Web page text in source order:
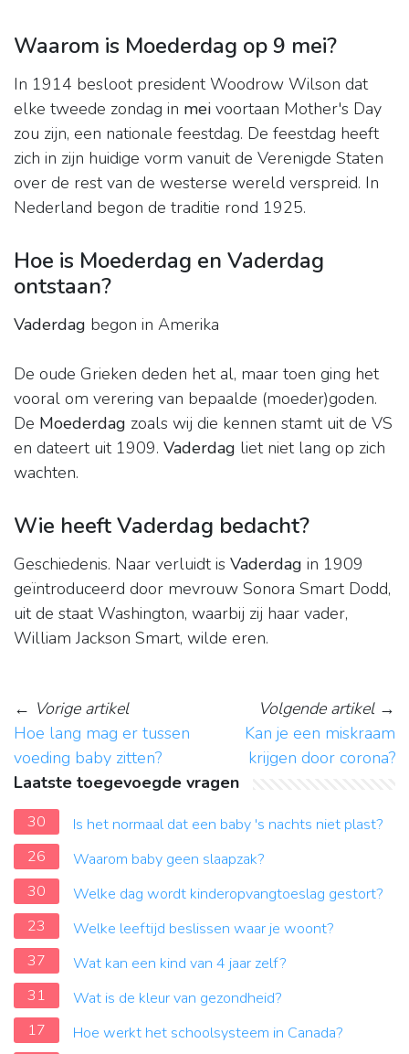
Waarom is Moederdag op 9 mei?
In 1914 besloot president Woodrow Wilson dat
elke tweede zondag in mei voortaan Mother's Day
zou zijn, een nationale feestdag. De feestdag heeft
zich in zijn huidige vorm vanuit de Verenigde Staten
over de rest van de westerse wereld verspreid. In
Nederland begon de traditie rond 1925.
Hoe is Moederdag en Vaderdag
ontstaan?
Vaderdag begon in Amerika
De oude Grieken deden het al, maar toen ging het
vooral om verering van bepaalde (moeder)goden.
De Moederdag zoals wij die kennen stamt uit de VS
en dateert uit 1909. Vaderdag liet niet lang op zich
wachten.
Wie heeft Vaderdag bedacht?
Geschiedenis. Naar verluidt is Vaderdag in 1909
geïntroduceerd door mevrouw Sonora Smart Dodd,
uit de staat Washington, waarbij zij haar vader,
William Jackson Smart, wilde eren.
← Vorige artikel
Hoe lang mag er tussen
voeding baby zitten?
Volgende artikel→
Kan je een miskraam
krijgen door corona?
Laatste toegevoegde vragen
30
Is het normaal dat een baby 's nachts niet plast?
26
Waarom baby geen slaapzak?
30
Welke dag wordt kinderopvangtoeslag gestort?
23
Welke leeftijd beslissen waar je woont?
37
Wat kan een kind van 4 jaar zelf?
31
Wat is de kleur van gezondheid?
17
Hoe werkt het schoolsysteem in Canada?